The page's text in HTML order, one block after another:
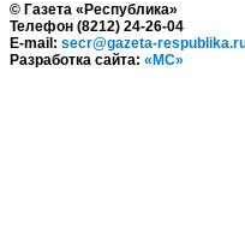
© Газета «Республика»
Телефон (8212) 24-26-04
E-mail: secr@gazeta-
Разработка сайта: «МС»